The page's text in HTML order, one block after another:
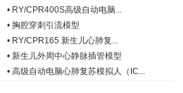
• RY/CPR400S高级自动电脑...
• 胸腔穿刺引流模型
• RY/CPR165 新生儿心肺复...
• 新生儿外周中心静脉插管模型
• 高级自动电脑心肺复苏模拟人（IC...